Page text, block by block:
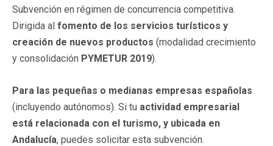
o
o
k
e
r
d
I
n
A
p
p
r
t
i
r
Subvención en régimen de concurrencia competitiva.
Dirigida al fomento de los servicios turísticos y
creación de nuevos productos (modalidad crecimiento
y consolidación PYMETUR 2019).
Para las pequeñas o medianas empresas españolas
(incluyendo autónomos). Si tu actividad empresarial
está relacionada con el turismo, y ubicada en
Andalucía, puedes solicitar esta subvención.